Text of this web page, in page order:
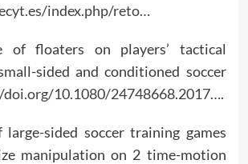
index.php/reto…
of floaters on players’ tactical
sided and conditioned soccer
10.1080/24748668.2017….
sided soccer training games
manipulation on 2 time-motion